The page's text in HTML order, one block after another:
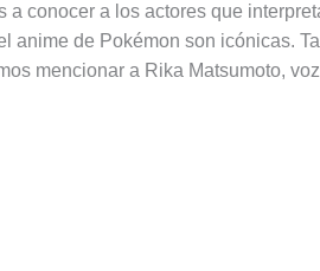
a conocer a los actores que
anime de Pokémon son icónicas.
mencionar a Rika Matsumoto,